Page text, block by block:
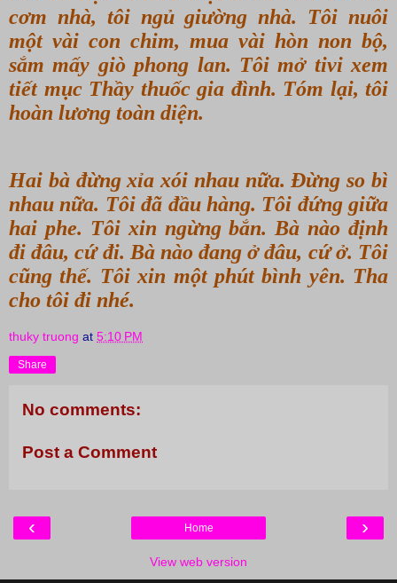
cơm nhà, tôi ngủ giường nhà. Tôi nuôi
một vài con chim, mua vài hòn non bộ,
sắm mấy giò phong lan. Tôi mở tivi xem
tiết mục Thầy thuốc gia đình. Tóm lại, tôi
hoàn lương toàn diện.
Hai bà đừng xỉa xói nhau nữa. Đừng so bì
nhau nữa. Tôi đã đầu hàng. Tôi đứng giữa
hai phe. Tôi xin ngừng bắn. Bà nào định
đi đâu, cứ đi. Bà nào đang ở đâu, cứ ở. Tôi
cũng thế. Tôi xin một phút bình yên. Tha
cho tôi đi nhé.
thuky truong at 5:10 PM
Share
No comments:
Post a Comment
‹ ›
Home
View web version